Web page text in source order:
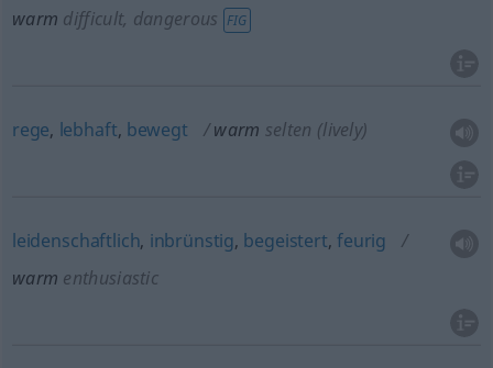
warm difficult, dangerous FIG
rege, lebhaft, bewegt warm selten (lively)
leidenschaftlich, inbrünstig, begeistert,feurig
warm enthusiastic